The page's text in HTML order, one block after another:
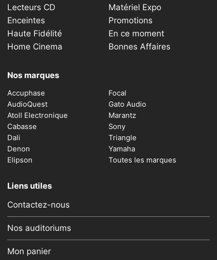
Lecteurs CD
Enceintes
Haute Fidélité
Home Cinema
Matériel Expo
Promotions
En ce moment
Bonnes Affaires
Nos marques
Accuphase
AudioQuest
Atoll Electronique
Cabasse
Dali
Denon
Elipson
Focal
Gato Audio
Marantz
Sony
Triangle
Yamaha
Toutes les marques
Liens utiles
Contactez-nous
Nos auditoriums
Mon panier